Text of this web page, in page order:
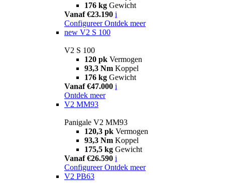
176 kg Gewicht
Vanaf €23.190 i
Configureer Ontdek meer
new V2 S 100
V2 S 100
120 pk Vermogen
93,3 Nm Koppel
176 kg Gewicht
Vanaf €47.000 i
Ontdek meer
V2 MM93
Panigale V2 MM93
120,3 pk Vermogen
93,3 Nm Koppel
175,5 kg Gewicht
Vanaf €26.590 i
Configureer Ontdek meer
V2 PB63